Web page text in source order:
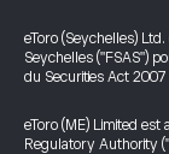
eToro (Seychelles)
Seychelles ("FSAS")
du Securities Act 2007
eToro (ME) Limited
Regulatory Authority